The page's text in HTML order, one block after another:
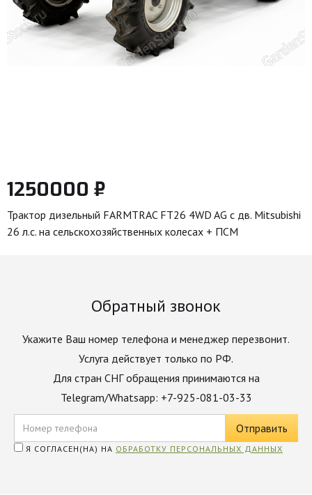
1250000 ₽
Трактор дизельный FARMTRAC FT26 4WD AG с дв. Mitsubishi
26 л.с. на сельскохозяйственных колесах + ПСМ
Обратный звонок
Укажите Ваш номер телефона и менеджер перезвонит.
Услуга действует только по РФ.
Для стран СНГ обращения принимаются на
Telegram/Whatsapp: +7-925-081-03-33
Я СОГЛАСЕН(НА) НА ОБРАБОТКУ ПЕРСОНАЛЬНЫХ ДАННЫХ